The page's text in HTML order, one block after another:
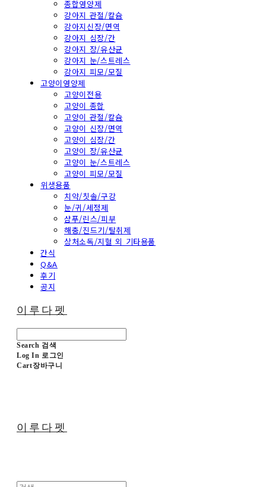
종합영양제
강아지 관절/칼슘
강아지신장/면역
강아지 심장/간
강아지 장/유산균
강아지 눈/스트레스
강아지 피모/모질
고양이영양제
고양이전용
고양이 종합
고양이 관절/칼슘
고양이 신장/면역
고양이 심장/간
고양이 장/유산균
고양이 눈/스트레스
고양이 피모/모질
위생용품
치약/칫솔/구강
눈/귀/세정제
샴푸/린스/피부
해충/진드기/탈취제
상처소독/지혈 외 기타용품
간식
Q&A
후기
공지
이루다펫
Search 검색
Log In 로그인
Cart장바구니
이루다펫